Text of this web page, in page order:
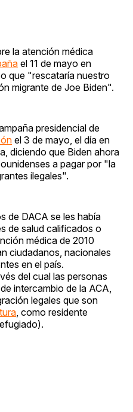
la atención médica
el 11 de mayo en
que "rescataría nuestro
migrante de Joe Biden".
presidencial de
el 3 de mayo, el día en
diciendo que Biden ahora
a pagar por "la
ilegales".
de DACA se les había
de salud calificados o
médica de 2010
ciudadanos, nacionales
en el país.
del cual las personas
intercambio de la ACA,
legales que son
, como residente